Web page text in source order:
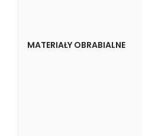
MATERIAŁY OBRABIALNE